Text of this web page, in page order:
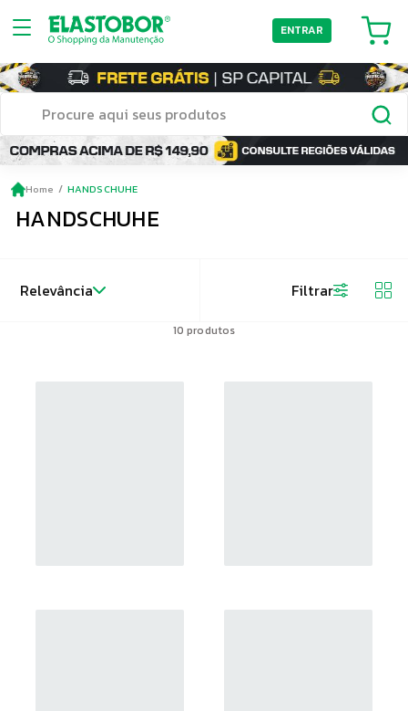
ENTRAR
Home HANDSCHUHE
HANDSCHUHE
Relevância Filtrar
10 produtos